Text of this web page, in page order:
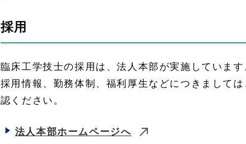
採用
臨床工学技士の採用は、法人本部が実施しています
採用情報、勤務体制、福利厚生などにつきまして
認ください。
法人本部ホームページへ